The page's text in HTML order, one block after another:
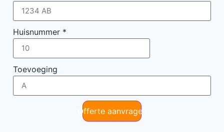
Huisnummer *
Toevoeging
Offerte aanvragen